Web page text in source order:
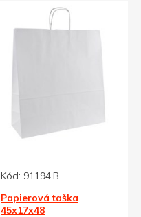
Kód: 91194.B
Papierová taška
45x17x48